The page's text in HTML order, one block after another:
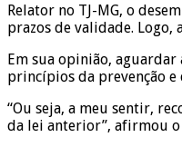
Relator no TJ-MG, o
prazos de validade.
Em sua opinião, aguardar
princípios da prevenção
“Ou seja, a meu sentir,
da lei anterior”, afirmou